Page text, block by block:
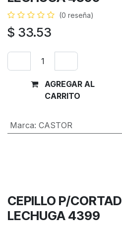
(0 reseña)
$ 33.53
AGREGAR AL
CARRITO
Marca: CASTOR
CEPILLO P/
LECHUGA 4399